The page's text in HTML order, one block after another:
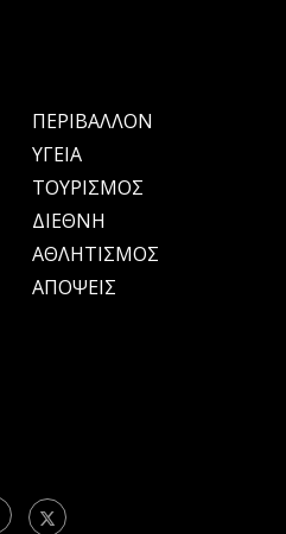
ΠΕΡΙΒΑΛΛΟΝ
ΥΓΕΙΑ
ΤΟΥΡΙΣΜΟΣ
ΔΙΕΘΝΗ
ΑΘΛΗΤΙΣΜΟΣ
ΑΠΟΨΕΙΣ